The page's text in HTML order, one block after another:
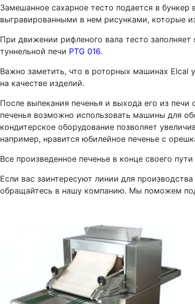
Замешанное сахарное тесто подается в
выгравированными в нем рисунками, которые
При движении рифленого вала тесто
туннельной печи PTG 016.
Важно заметить, что в роторных машинах Elcal
на качестве изделий.
После выпекания печенья и выхода его из
печенья возможно использовать машины для
кондитерское оборудование позволяет
например, нравится юбилейное печенье с
Все произведенное печенье в конце своего
Если вас заинтересуют линии для
обращайтесь в нашу компанию. Мы поможем